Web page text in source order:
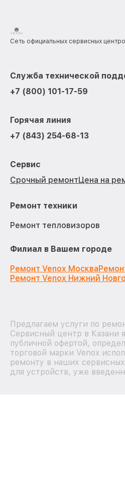
Сеть официальных сервисных
Служба технической
+7 (800) 101-17-59
Горячая линия
+7 (843) 254-68-13
Сервис
Срочный ремонтЦена на
Ремонт техники
Ремонт тепловизоров
Филиал в Вашем городе
Ремонт Venox Москва
Ремонт Venox Нижний
Предлагаем услуги по
Сервисный центр в Казани
публичной офертой,
торговой марки Venox
ремонту в наших
для устройств, уже